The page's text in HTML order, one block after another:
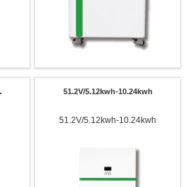
51.2V/5.12kwh-10.24kwh
51.2V/5.12kwh-10.24kwh